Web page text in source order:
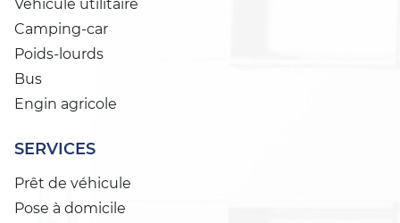
Véhicule utilitaire
Camping-car
Poids-lourds
Bus
Engin agricole
SERVICES
Prêt de véhicule
Pose à domicile